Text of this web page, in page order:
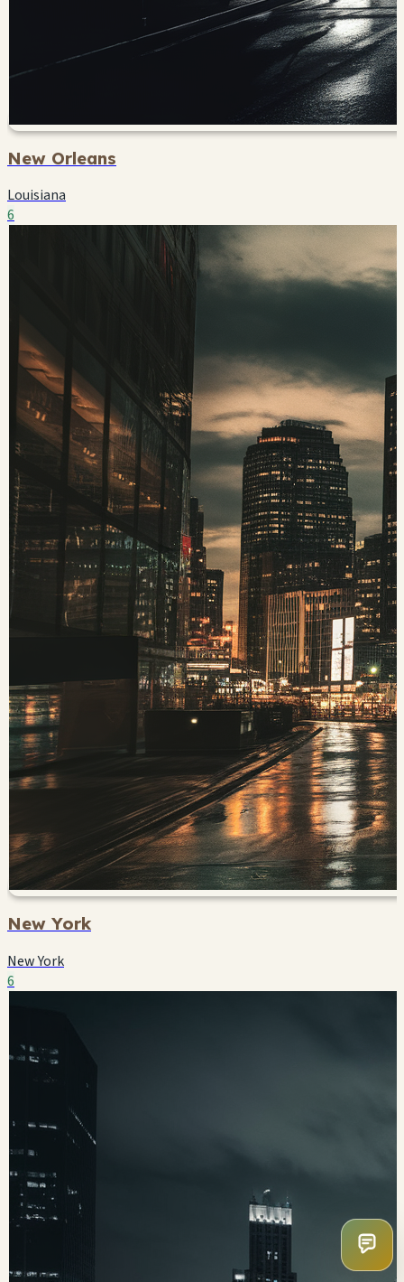
New Orleans
Louisiana
6
New York
New York
6